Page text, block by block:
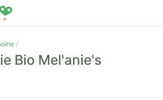
Bio Mel'anie's